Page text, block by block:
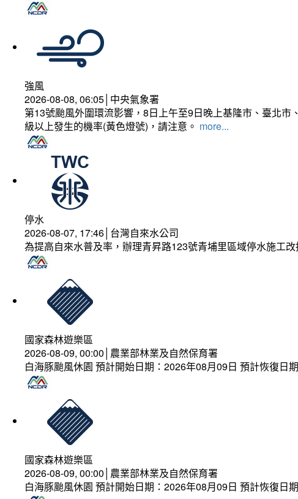
強風
2026-08-08, 06:05│中央氣象署
第13號颱風外圍環流影響，8日上午至9日晚上基隆市、臺北
級以上發生的機率(黃色燈號)，請注意。 more...
停水
2026-08-07, 17:46│台灣自來水公司
為提高自來水普及率，辦理青昇路123號青埔里區域停水施工改
國家森林遊樂區
2026-08-09, 00:00│農業部林業及自然保育署
白海豚颱風休園 預計開始日期：2026年08月09日 預計恢復日
國家森林遊樂區
2026-08-09, 00:00│農業部林業及自然保育署
白海豚颱風休園 預計開始日期：2026年08月09日 預計恢復日